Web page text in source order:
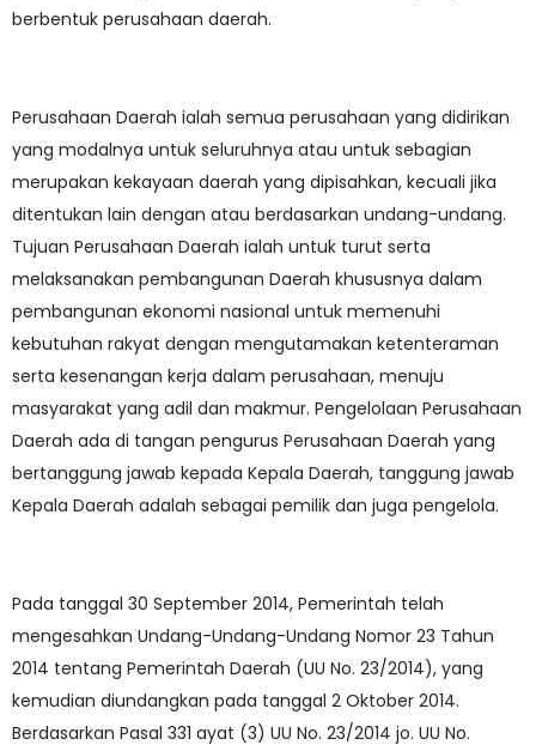
berbentuk perusahaan daerah.
Perusahaan Daerah ialah semua perusahaan yang didirikan
yang modalnya untuk seluruhnya atau untuk sebagian
merupakan kekayaan daerah yang dipisahkan, kecuali jika
ditentukan lain dengan atau berdasarkan undang-undang.
Tujuan Perusahaan Daerah ialah untuk turut serta
melaksanakan pembangunan Daerah khususnya dalam
pembangunan ekonomi nasional untuk memenuhi
kebutuhan rakyat dengan mengutamakan ketenteraman
serta kesenangan kerja dalam perusahaan, menuju
masyarakat yang adil dan makmur. Pengelolaan Perusahaan
Daerah ada di tangan pengurus Perusahaan Daerah yang
bertanggung jawab kepada Kepala Daerah, tanggung jawab
Kepala Daerah adalah sebagai pemilik dan juga pengelola.
Pada tanggal 30 September 2014, Pemerintah telah
mengesahkan Undang-Undang-Undang Nomor 23 Tahun
2014 tentang Pemerintah Daerah (UU No. 23/2014), yang
kemudian diundangkan pada tanggal 2 Oktober 2014.
Berdasarkan Pasal 331 ayat (3) UU No. 23/2014 jo. UU No.